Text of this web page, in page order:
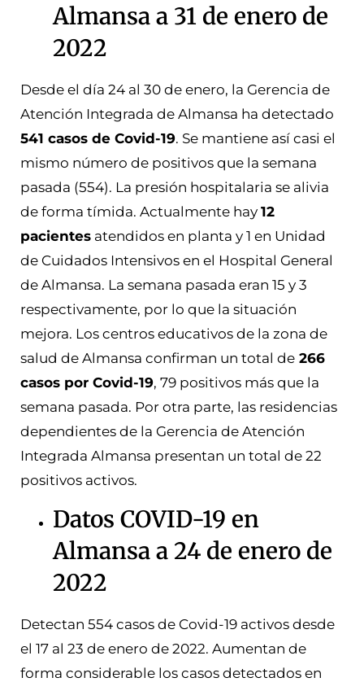
Almansa a 31 de enero de
2022
Desde el día 24 al 30 de enero, la Gerencia de
Atención Integrada de Almansa ha detectado
541 casos de Covid-19. Se mantiene así casi el
mismo número de positivos que la semana
pasada (554). La presión hospitalaria se alivia
de forma tímida. Actualmente hay 12
pacientes atendidos en planta y 1 en Unidad
de Cuidados Intensivos en el Hospital General
de Almansa. La semana pasada eran 15 y 3
respectivamente, por lo que la situación
mejora. Los centros educativos de la zona de
salud de Almansa confirman un total de 266
casos por Covid-19, 79 positivos más que la
semana pasada. Por otra parte, las residencias
dependientes de la Gerencia de Atención
Integrada Almansa presentan un total de 22
positivos activos.
Datos COVID-19 en
Almansa a 24 de enero de
2022
Detectan 554 casos de Covid-19 activos desde
el 17 al 23 de enero de 2022. Aumentan de
forma considerable los casos detectados en